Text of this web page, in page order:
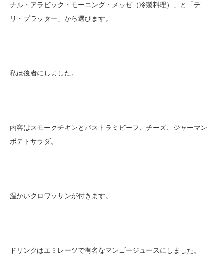
ナル・アラビック・モーニング・メッゼ（冷製料理）」と「デ
リ・プラッター」から選びます。
私は後者にしました。
内容はスモークチキンとパストラミビーフ、チーズ、ジャーマン
ポテトサラダ。
温かいクロワッサンが付きます。
ドリンクはエミレーツで有名なマンゴージュースにしました。